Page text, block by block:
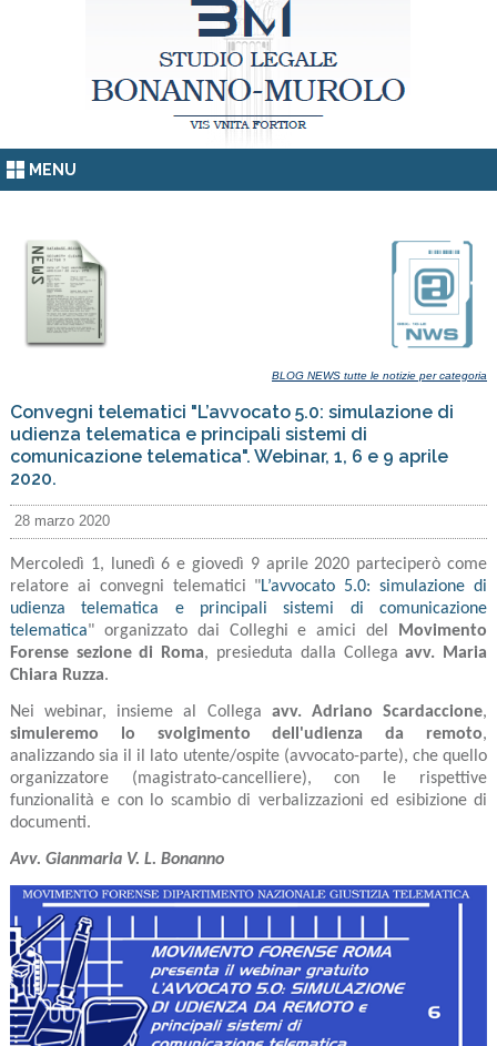
MENU
BLOG NEWS tutte le notizie per categoria
Convegni telematici "L’avvocato 5.0: simulazione di
udienza telematica e principali sistemi di
comunicazione telematica". Webinar, 1, 6 e 9 aprile
2020.
28 marzo 2020
Mercoledì 1, lunedì 6 e giovedì 9 aprile 2020 parteciperò come
relatore ai convegni telematici "L’avvocato 5.0: simulazione di
udienza telematica e principali sistemi di comunicazione
telematica" organizzato dai Colleghi e amici del
Movimento
Forense sezione di Roma, presieduta dalla Collegaavv. Maria
Chiara Ruzza.
Nei webinar, insieme al Collega avv. Adriano Scardaccione,
simuleremo lo svolgimento dell'udienza da remoto,
analizzando sia il il lato utente/ospite (avvocato-parte), che quello
organizzatore (magistrato-cancelliere), con le rispettive
funzionalità e con lo scambio di verbalizzazioni ed esibizione di
documenti.
Avv. Gianmaria V. L. Bonanno